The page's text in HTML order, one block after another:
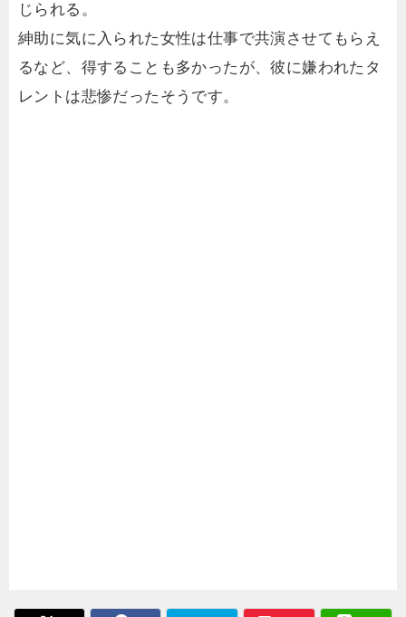
じられる。
紳助に気に入られた女性は仕事で共演させてもらえ
るなど、得することも多かったが、彼に嫌われたタ
レントは悲惨だったそうです。